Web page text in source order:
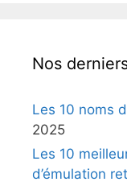
Nos
Les 10 noms
2025
Les 10
d’émulation